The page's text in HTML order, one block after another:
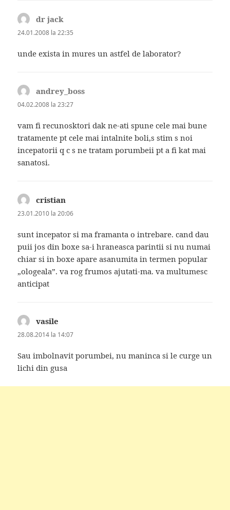
dr jack
24.01.2008 la 22:35
unde exista in mures un astfel de laborator?
andrey_boss
04.02.2008 la 23:27
vam fi recunosktori dak ne-ati spune cele mai bune
tratamente pt cele mai intalnite boli,s stim s noi
incepatorii q c s ne tratam porumbeii pt a fi kat mai
sanatosi.
cristian
23.01.2010 la 20:06
sunt incepator si ma framanta o intrebare. cand dau
puii jos din boxe sa-i hraneasca parintii si nu numai
chiar si in boxe apare asanumita in termen popular
„ologeala”. va rog frumos ajutati-ma. va multumesc
anticipat
vasile
28.08.2014 la 14:07
Sau imbolnavit porumbei, nu maninca si le curge un
lichi din gusa